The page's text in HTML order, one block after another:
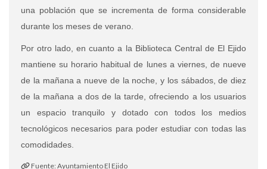
una población que se incrementa de forma considerable
durante los meses de verano.
Por otro lado, en cuanto a la Biblioteca Central de El Ejido
mantiene su horario habitual de lunes a viernes, de nueve
de la mañana a nueve de la noche, y los sábados, de diez
de la mañana a dos de la tarde, ofreciendo a los usuarios
un espacio tranquilo y dotado con todos los medios
tecnológicos necesarios para poder estudiar con todas las
comodidades.
Fuente: Ayuntamiento El Ejido